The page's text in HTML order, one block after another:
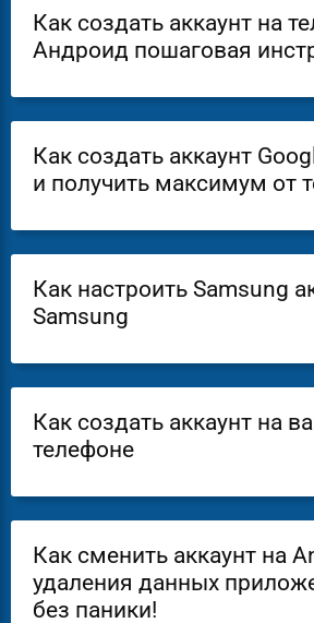
Как создать аккаунт на
Андроид пошаговая
Как создать аккаунт
и получить максимум от
Как настроить Samsung
Samsung
Как создать аккаунт на
телефоне
Как сменить аккаунт на
удаления данных
без паники!